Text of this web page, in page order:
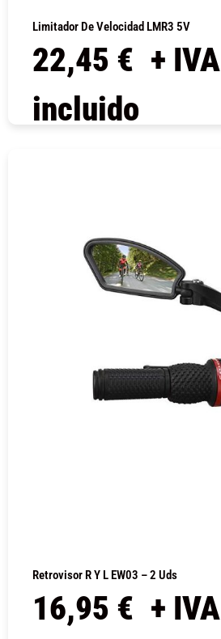
Limitador De Velocidad LMR3 5V
22,45 € + IVA
incluido
Retrovisor R Y L EW03 – 2 Uds
16,95 € + IVA